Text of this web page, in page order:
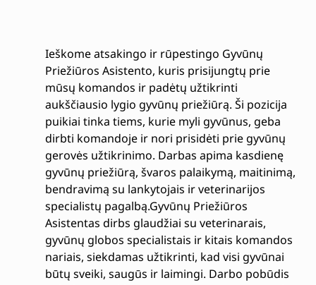
Ieškome atsakingo ir rūpestingo Gyvūnų
Priežiūros Asistento, kuris prisijungtų prie
mūsų komandos ir padėtų užtikrinti
aukščiausio lygio gyvūnų priežiūrą. Ši pozicija
puikiai tinka tiems, kurie myli gyvūnus, geba
dirbti komandoje ir nori prisidėti prie gyvūnų
gerovės užtikrinimo. Darbas apima kasdienę
gyvūnų priežiūrą, švaros palaikymą, maitinimą,
bendravimą su lankytojais ir veterinarijos
specialistų pagalbą.Gyvūnų Priežiūros
Asistentas dirbs glaudžiai su veterinarais,
gyvūnų globos specialistais ir kitais komandos
nariais, siekdamas užtikrinti, kad visi gyvūnai
būtų sveiki, saugūs ir laimingi. Darbo pobūdis